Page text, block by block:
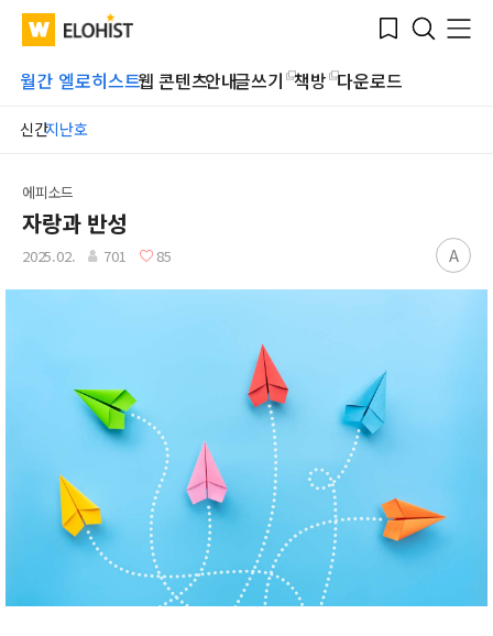
WATV Elohist-
Home
Bookmark
Search
Menu
월간 엘로히스트웹 콘텐츠안내글쓰기 책방 다운로드
신간지난호
Submit
에피소드
자랑과 반성
2025.02. 701 85 A